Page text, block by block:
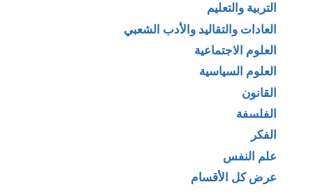
التربية والتعليم
العادات والتقاليد والأدب الشعبي
العلوم الاجتماعية
العلوم السياسية
القانون
الفلسفة
الفكر
علم النفس
عرض كل الأقسام